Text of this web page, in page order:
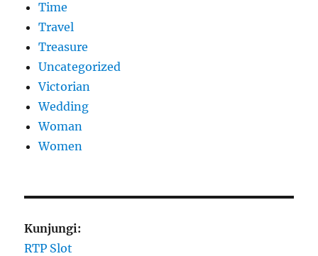
Time
Travel
Treasure
Uncategorized
Victorian
Wedding
Woman
Women
Kunjungi:
RTP Slot